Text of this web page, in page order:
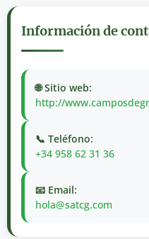
Información de
🌐 Sitio web:
http://
📞 Teléfono:
+34 958 62 31 36
📧 Email:
hola@satcg.com